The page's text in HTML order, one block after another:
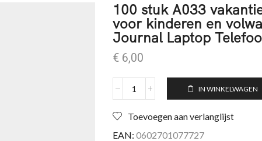
100 stuk A033
voor kinderen en
Journal Laptop
€ 6,00
IN WINKELWAGEN
Toevoegen aan verlanglijst
EAN: 0602701077727